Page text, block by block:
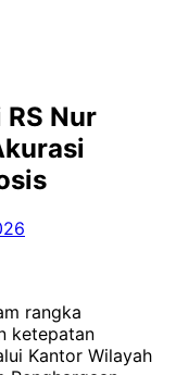
Nur
rangka
ketepatan
Kantor Wilayah